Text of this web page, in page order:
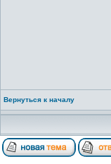
Вернуться к началу